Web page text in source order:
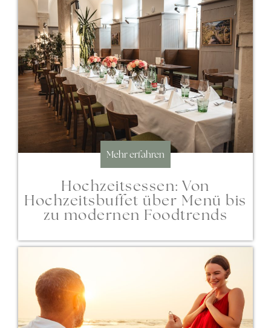
Mehr erfahren
Hochzeitsessen: Von
Hochzeitsbuffet über Menü bis
zu modernen Foodtrends